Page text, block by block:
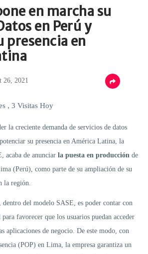
en marcha su
en Perú y
presencia en
26, 2021
, 3 Visitas Hoy
la creciente demanda de servicios de datos
su presencia en América Latina, la
acaba de anunciar la puesta en producción de
(Perú), como parte de su ampliación de su
la región.
del modelo SASE, es poder contar con
para favorecer que los usuarios puedan acceder
aplicaciones de negocio. De este modo, con
(POP) en Lima, la empresa garantiza un